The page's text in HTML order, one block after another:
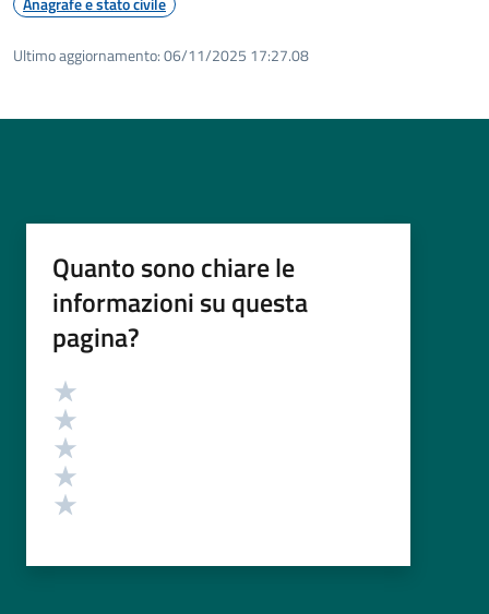
Ultimo aggiornamento:06/11/2025 17:27.08
Quanto sono chiare le
informazioni su questa
pagina?
Valutazione